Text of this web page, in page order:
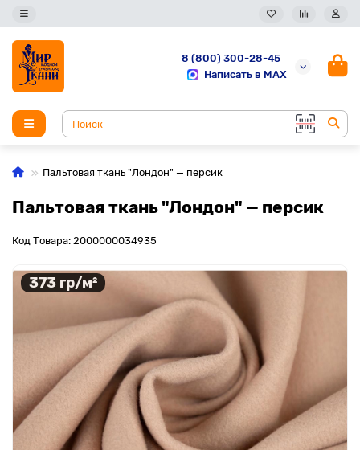
8 (800) 300-28-45
Написать в MAX
Пальтовая ткань "Лондон" — персик
Пальтовая ткань "Лондон" — персик
Код Товара: 2000000034935
373 гр/м²